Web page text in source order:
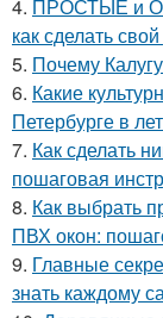
4. ПРОСТЫЕ и
как сделать
5. Почему
6. Какие
Петербурге в
7. Как сделать
пошаговая
8. Как выбрать
ПВХ окон:
9. Главные
знать каждому